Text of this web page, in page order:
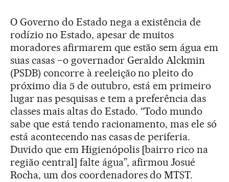
O Governo do Estado nega a existência de
rodízio no Estado, apesar de muitos
moradores afirmarem que estão sem água em
suas casas –o governador Geraldo Alckmin
(PSDB) concorre à reeleição no pleito do
próximo dia 5 de outubro, está em primeiro
lugar nas pesquisas e tem a preferência das
classes mais altas do Estado. “Todo mundo
sabe que está tendo racionamento, mas ele só
está acontecendo nas casas de periferia.
Duvido que em Higienópolis [bairro rico na
região central] falte água”, afirmou Josué
Rocha, um dos coordenadores do MTST.